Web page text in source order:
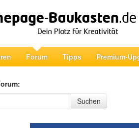
Forum Tipps Premium-
Suchen